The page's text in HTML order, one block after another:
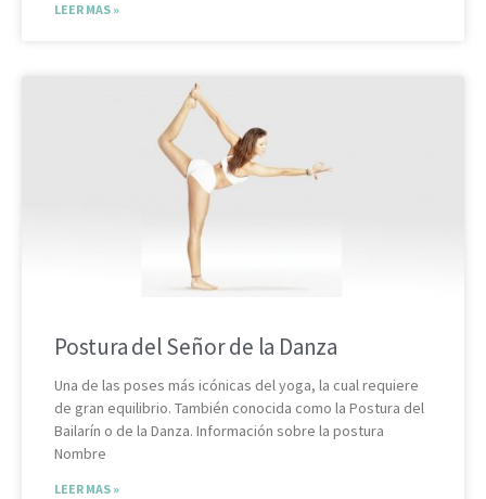
LEER MAS »
Postura del Señor de la Danza
Una de las poses más icónicas del yoga, la cual requiere
de gran equilibrio. También conocida como la Postura del
Bailarín o de la Danza. Información sobre la postura
Nombre
LEER MAS »